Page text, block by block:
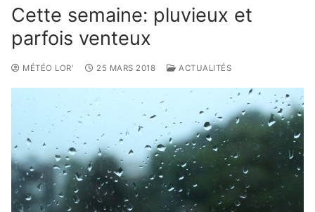
Cette semaine: pluvieux et
parfois venteux
MÉTÉO LOR' 25 MARS 2018 ACTUALITÉS